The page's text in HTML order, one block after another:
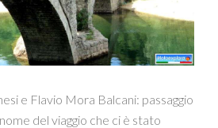
e Flavio Mora Balcani: passaggio
del viaggio che ci è stato